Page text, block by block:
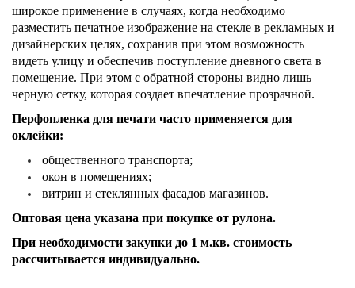
широкое применение в случаях, когда необходимо
разместить печатное изображение на стекле в рекламных и
дизайнерских целях, сохранив при этом возможность
видеть улицу и обеспечив поступление дневного света в
помещение. При этом с обратной стороны видно лишь
черную сетку, которая создает впечатление прозрачной.
Перфопленка для печати часто применяется для
оклейки:
общественного транспорта;
окон в помещениях;
витрин и стеклянных фасадов магазинов.
Оптовая цена указана при покупке от рулона.
При необходимости закупки до 1 м.кв. стоимость
рассчитывается индивидуально.